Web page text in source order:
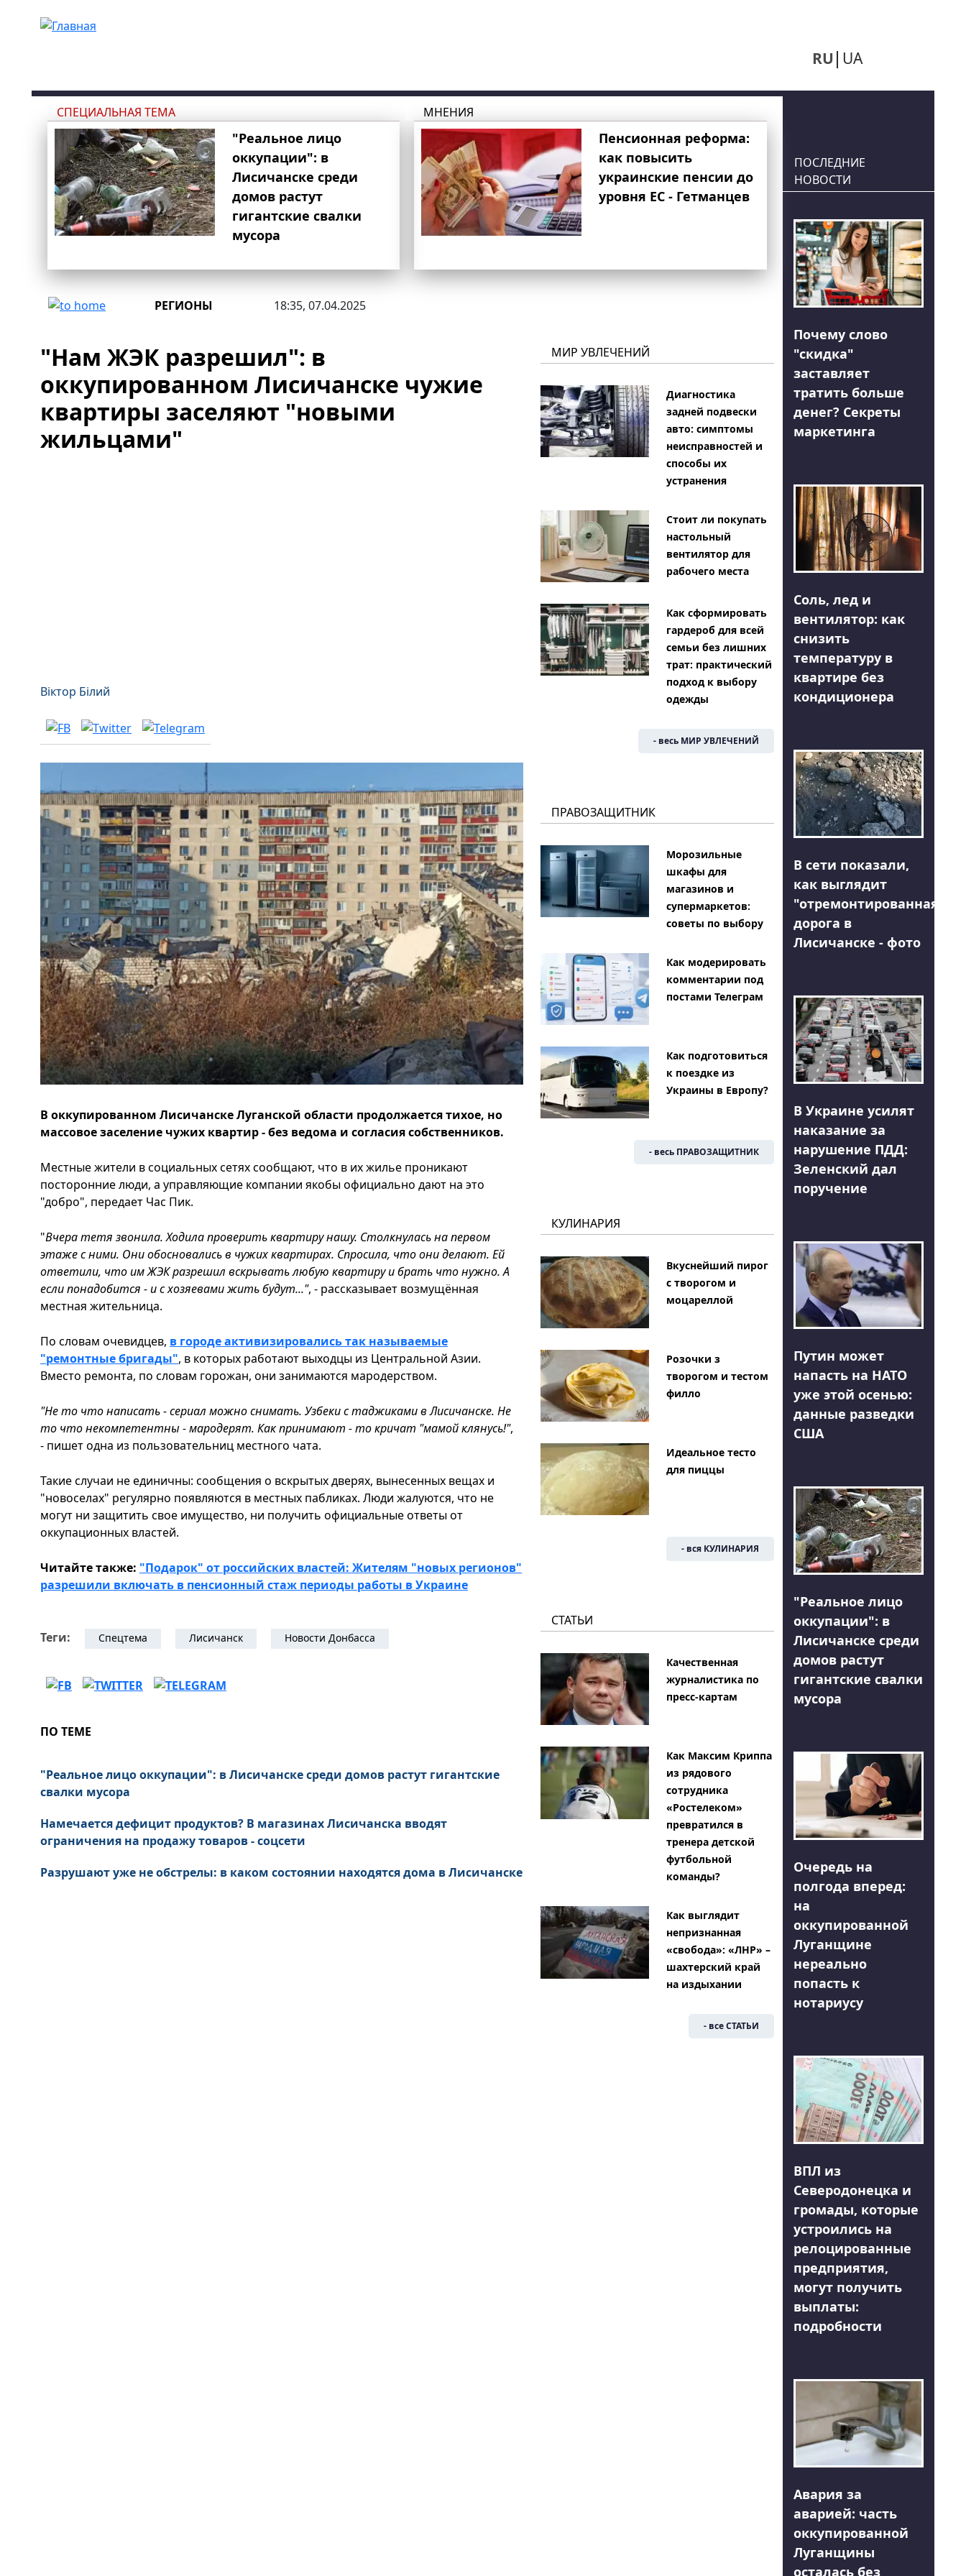
RU UA
СПЕЦИАЛЬНАЯ ТЕМА
"Реальное лицо
оккупации": в
Лисичанске среди
домов растут
гигантские свалки
мусора
МНЕНИЯ
Пенсионная реформа:
как повысить
украинские пенсии до
уровня ЕС - Гетманцев
РЕГИОНЫ 18:35, 07.04.2025
"Нам ЖЭК разрешил": в
оккупированном Лисичанске чужие
квартиры заселяют "новыми
жильцами"
Віктор Білий
В оккупированном Лисичанске Луганской области продолжается тихое, но
массовое заселение чужих квартир - без ведома и согласия собственников.
Местные жители в социальных сетях сообщают, что в их жилье проникают
посторонние люди, а управляющие компании якобы официально дают на это
"добро", передает Час Пик.
"Вчера тетя звонила. Ходила проверить квартиру нашу. Столкнулась на первом
этаже с ними. Они обосновались в чужих квартирах. Спросила, что они делают. Ей
ответили, что им ЖЭК разрешил вскрывать любую квартиру и брать что нужно. А
если понадобится - и с хозяевами жить будут...", - рассказывает возмущённая
местная жительница.
По словам очевидцев, в городе активизировались так называемые
"ремонтные бригады", в которых работают выходцы из Центральной Азии.
Вместо ремонта, по словам горожан, они занимаются мародерством.
"Не то что написать - сериал можно снимать. Узбеки с таджиками в Лисичанске. Не
то что некомпетентны - мародерят. Как принимают - то кричат "мамой клянусь!",
- пишет одна из пользовательниц местного чата.
Такие случаи не единичны: сообщения о вскрытых дверях, вынесенных вещах и
"новоселах" регулярно появляются в местных пабликах. Люди жалуются, что не
могут ни защитить свое имущество, ни получить официальные ответы от
оккупационных властей.
Читайте также: "Подарок" от российских властей: Жителям "новых регионов"
разрешили включать в пенсионный стаж периоды работы в Украине
Теги: Спецтема Лисичанск Новости Донбасса
ПО ТЕМЕ
"Реальное лицо оккупации": в Лисичанске среди домов растут гигантские
свалки мусора
Намечается дефицит продуктов? В магазинах Лисичанска вводят
ограничения на продажу товаров - соцсети
Разрушают уже не обстрелы: в каком состоянии находятся дома в Лисичанске
МИР УВЛЕЧЕНИЙ
Диагностика
задней подвески
авто: симптомы
неисправностей и
способы их
устранения
Стоит ли покупать
настольный
вентилятор для
рабочего места
Как сформировать
гардероб для всей
семьи без лишних
трат: практический
подход к выбору
одежды
- весь МИР УВЛЕЧЕНИЙ
ПРАВОЗАЩИТНИК
Морозильные
шкафы для
магазинов и
супермаркетов:
советы по выбору
Как модерировать
комментарии под
постами Телеграм
Как подготовиться
к поездке из
Украины в Европу?
- весь ПРАВОЗАЩИТНИК
КУЛИНАРИЯ
Вкуснейший пирог
с творогом и
моцареллой
Розочки з
творогом и тестом
филло
Идеальное тесто
для пиццы
- вся КУЛИНАРИЯ
СТАТЬИ
Качественная
журналистика по
пресс-картам
Как Максим Криппа
из рядового
сотрудника
«Ростелеком»
превратился в
тренера детской
футбольной
команды?
Как выглядит
непризнанная
«свобода»: «ЛНР» –
шахтерский край
на издыхании
- все СТАТЬИ
ПОСЛЕДНИЕ
НОВОСТИ
Почему слово
"скидка"
заставляет
тратить больше
денег? Секреты
маркетинга
Соль, лед и
вентилятор: как
снизить
температуру в
квартире без
кондиционера
В сети показали,
как выглядит
"отремонтированная"
дорога в
Лисичанске - фото
В Украине усилят
наказание за
нарушение ПДД:
Зеленский дал
поручение
Путин может
напасть на НАТО
уже этой осенью:
данные разведки
США
"Реальное лицо
оккупации": в
Лисичанске среди
домов растут
гигантские свалки
мусора
Очередь на
полгода вперед:
на
оккупированной
Луганщине
нереально
попасть к
нотариусу
ВПЛ из
Северодонецка и
громады, которые
устроились на
релоцированные
предприятия,
могут получить
выплаты:
подробности
Авария за
аварией: часть
оккупированной
Луганщины
осталась без